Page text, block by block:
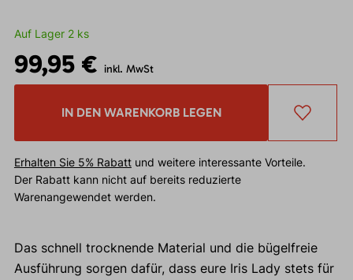
Auf Lager 2 ks
99,95 € inkl. MwSt
IN DEN WARENKORB LEGEN
Erhalten Sie 5% Rabattund weitere interessante Vorteile.
Der Rabatt kann nicht auf bereits reduzierte
Warenangewendet werden.
Das schnell trocknende Material und die bügelfreie
Ausführung sorgen dafür, dass eure Iris Lady stets für